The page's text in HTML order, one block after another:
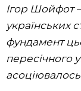
Ігор Шойфот
українських
фундамент
пересічного